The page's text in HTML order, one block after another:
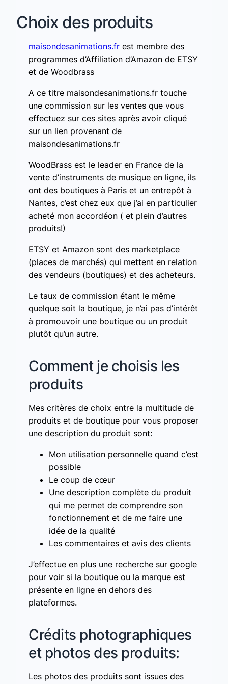
Choix des produits
maisondesanimations.fr est membre des
programmes d’Affiliation d’Amazon de ETSY
et de Woodbrass
A ce titre maisondesanimations.fr touche
une commission sur les ventes que vous
effectuez sur ces sites après avoir cliqué
sur un lien provenant de
maisondesanimations.fr
WoodBrass est le leader en France de la
vente d’instruments de musique en ligne, ils
ont des boutiques à Paris et un entrepôt à
Nantes, c’est chez eux que j’ai en particulier
acheté mon accordéon ( et plein d’autres
produits!)
ETSY et Amazon sont des marketplace
(places de marchés) qui mettent en relation
des vendeurs (boutiques) et des acheteurs.
Le taux de commission étant le même
quelque soit la boutique, je n’ai pas d’intérêt
à promouvoir une boutique ou un produit
plutôt qu’un autre.
Comment je choisis les
produits
Mes critères de choix entre la multitude de
produits et de boutique pour vous proposer
une description du produit sont:
Mon utilisation personnelle quand c’est
possible
Le coup de cœur
Une description complète du produit
qui me permet de comprendre son
fonctionnement et de me faire une
idée de la qualité
Les commentaires et avis des clients
J’effectue en plus une recherche sur google
pour voir si la boutique ou la marque est
présente en ligne en dehors des
plateformes.
Crédits photographiques
et photos des produits:
Les photos des produits sont issues des